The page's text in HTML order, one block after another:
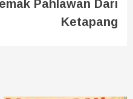
Pahlawan Dari
Ketapang